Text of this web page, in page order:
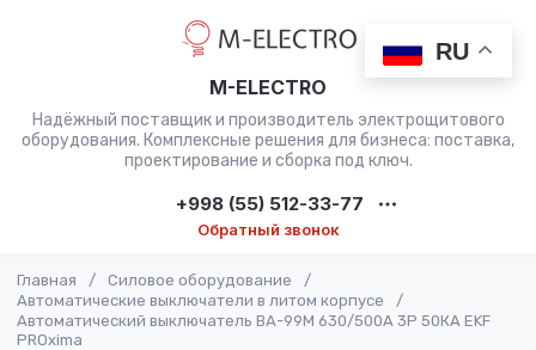
RU
M-ELECTRO
Надёжный поставщик и производитель электрощитового
оборудования. Комплексные решения для бизнеса: поставка,
проектирование и сборка под ключ.
+998 (55) 512-33-77
Обратный звонок
Главная / Силовое оборудование
/
Автоматические выключатели в литом корпусе
/
Автоматический выключатель ВА-99М 630/500А 3P 50КА EKF
PROxima